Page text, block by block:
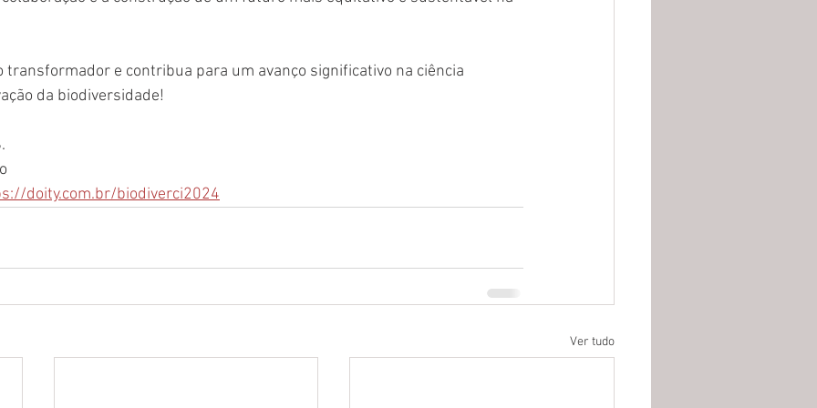
transformador e contribua para um avanço significativo na ciência
da biodiversidade!
doity.com.br/biodiverci2024
Ver tudo